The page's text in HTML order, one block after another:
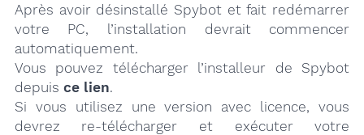
Après avoir désinstallé Spybot et fait redémarrer
votre PC, l’installation devrait commencer
automatiquement.
Vous pouvez télécharger l’installeur de Spybot
depuis ce lien.
Si vous utilisez une version avec licence, vous
devrez re-télécharger et exécuter votre